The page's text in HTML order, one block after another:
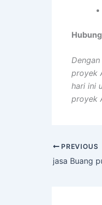
proyek
hari ini
proyek
PREVIOUS
jasa Buang